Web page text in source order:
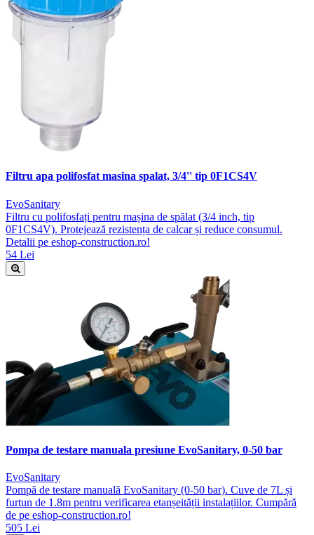
Filtru apa polifosfat masina spalat, 3/4'' tip 0F1CS4V
EvoSanitary
Filtru cu polifosfați pentru mașina de spălat (3/4 inch, tip
0F1CS4V). Protejează rezistența de calcar și reduce consumul.
Detalii pe eshop-construction.ro!
54 Lei
Pompa de testare manuala presiune EvoSanitary, 0-50 bar
EvoSanitary
Pompă de testare manuală EvoSanitary (0-50 bar). Cuve de 7L și
furtun de 1.8m pentru verificarea etanșeității instalațiilor. Cumpără
de pe eshop-construction.ro!
505 Lei